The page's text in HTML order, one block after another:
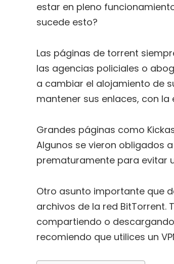
estar en pleno
sucede esto?
Las páginas de torrent
las agencias policiales o
a cambiar el alojamiento de
mantener sus enlaces, con
Grandes páginas como
Algunos se vieron obligados
prematuramente para evitar
Otro asunto importante que
archivos de la red
compartiendo o
recomiendo que utilices un